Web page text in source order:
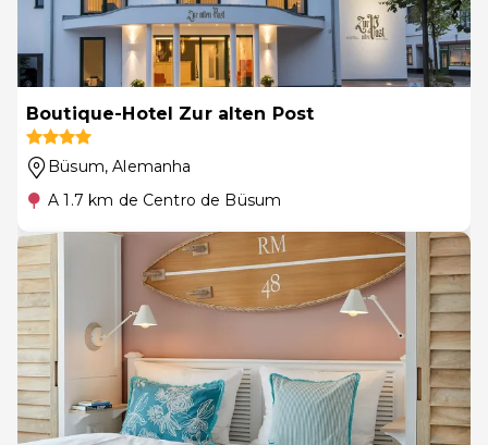
Boutique-Hotel Zur alten Post
Büsum, Alemanha
A 1.7 km de Centro de Büsum